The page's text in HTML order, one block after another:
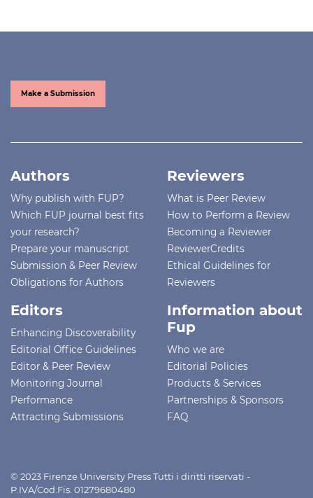
Make a Submission
Authors
Why publish with FUP?
Which FUP journal best fits
your research?
Prepare your manuscript
Submission & Peer Review
Obligations for Authors
Reviewers
What is Peer Review
How to Perform a Review
Becoming a Reviewer
ReviewerCredits
Ethical Guidelines for
Reviewers
Editors
Enhancing Discoverability
Editorial Office Guidelines
Editor & Peer Review
Monitoring Journal
Performance
Attracting Submissions
Information about
Fup
Who we are
Editorial Policies
Products & Services
Partnerships & Sponsors
FAQ
© 2023 Firenze University Press Tutti i diritti riservati -
P.IVA/Cod.Fis. 01279680480